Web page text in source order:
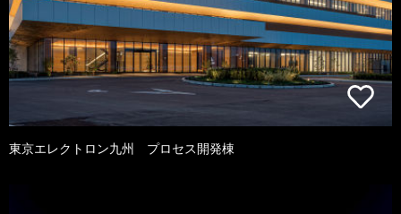
東京エレクトロン九州 プロセス開発棟